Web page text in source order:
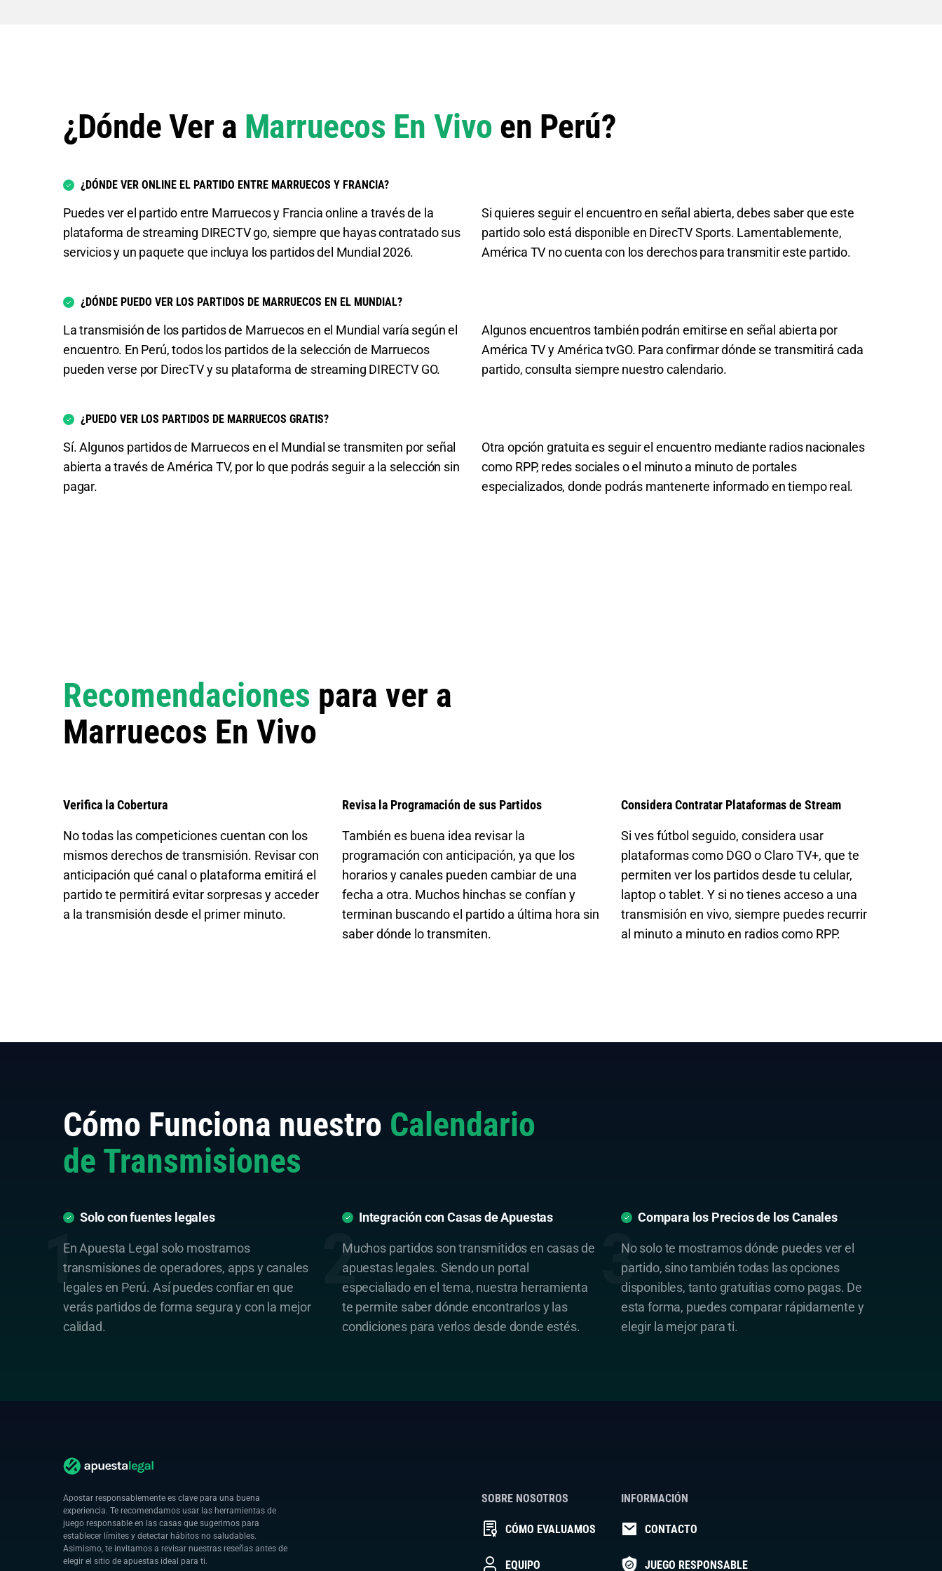
¿Dónde Ver a Marruecos En Vivo en Perú?
¿DÓNDE VER ONLINE EL PARTIDO ENTRE MARRUECOS Y FRANCIA?
Puedes ver el partido entre Marruecos y Francia online a través de la
plataforma de streaming DIRECTV go, siempre que hayas contratado sus
servicios y un paquete que incluya los partidos del Mundial 2026.
Si quieres seguir el encuentro en señal abierta, debes saber que este
partido solo está disponible en DirecTV Sports. Lamentablemente,
América TV no cuenta con los derechos para transmitir este partido.
¿DÓNDE PUEDO VER LOS PARTIDOS DE MARRUECOS EN EL MUNDIAL?
La transmisión de los partidos de Marruecos en el Mundial varía según el
encuentro. En Perú, todos los partidos de la selección de Marruecos
pueden verse por DirecTV y su plataforma de streaming DIRECTV GO.
Algunos encuentros también podrán emitirse en señal abierta por
América TV y América tvGO. Para confirmar dónde se transmitirá cada
partido, consulta siempre nuestro calendario.
¿PUEDO VER LOS PARTIDOS DE MARRUECOS GRATIS?
Sí. Algunos partidos de Marruecos en el Mundial se transmiten por señal
abierta a través de América TV, por lo que podrás seguir a la selección sin
pagar.
Otra opción gratuita es seguir el encuentro mediante radios nacionales
como RPP, redes sociales o el minuto a minuto de portales
especializados, donde podrás mantenerte informado en tiempo real.
Recomendaciones para ver a
Marruecos En Vivo
Verifica la Cobertura
No todas las competiciones cuentan con los
mismos derechos de transmisión. Revisar con
anticipación qué canal o plataforma emitirá el
partido te permitirá evitar sorpresas y acceder
a la transmisión desde el primer minuto.
Revisa la Programación de sus Partidos
También es buena idea revisar la
programación con anticipación, ya que los
horarios y canales pueden cambiar de una
fecha a otra. Muchos hinchas se confían y
terminan buscando el partido a última hora sin
saber dónde lo transmiten.
Considera Contratar Plataformas de Stream
Si ves fútbol seguido, considera usar
plataformas como DGO o Claro TV+, que te
permiten ver los partidos desde tu celular,
laptop o tablet. Y si no tienes acceso a una
transmisión en vivo, siempre puedes recurrir
al minuto a minuto en radios como RPP.
Cómo Funciona nuestro Calendario
de Transmisiones
Solo con fuentes legales
En Apuesta Legal solo mostramos
transmisiones de operadores, apps y canales
legales en Perú. Así puedes confiar en que
verás partidos de forma segura y con la mejor
calidad.
Integración con Casas de Apuestas
Muchos partidos son transmitidos en casas de
apuestas legales. Siendo un portal
especialiado en el tema, nuestra herramienta
te permite saber dónde encontrarlos y las
condiciones para verlos desde donde estés.
Compara los Precios de los Canales
No solo te mostramos dónde puedes ver el
partido, sino también todas las opciones
disponibles, tanto gratuitias como pagas. De
esta forma, puedes comparar rápidamente y
elegir la mejor para ti.
Apostar responsablemente es clave para una buena
experiencia. Te recomendamos usar las herramientas de
juego responsable en las casas que sugerimos para
establecer límites y detectar hábitos no saludables.
Asimismo, te invitamos a revisar nuestras reseñas antes de
elegir el sitio de apuestas ideal para ti.
SOBRE NOSOTROS
CÓMO EVALUAMOS
EQUIPO
INFORMACIÓN
CONTACTO
JUEGO RESPONSABLE